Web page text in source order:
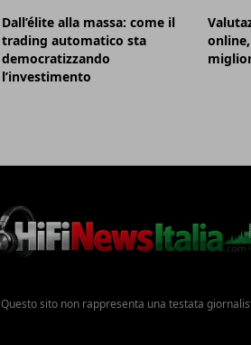
Dall’élite alla massa: come il
trading automatico sta
democratizzando
l’investimento
Questo sito non rappresenta una testata